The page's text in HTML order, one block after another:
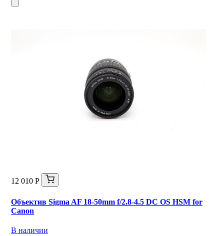
12 010 Р
Объектив Sigma AF 18-50mm f/2.8-4.5 DC OS HSM for
Canon
В наличии